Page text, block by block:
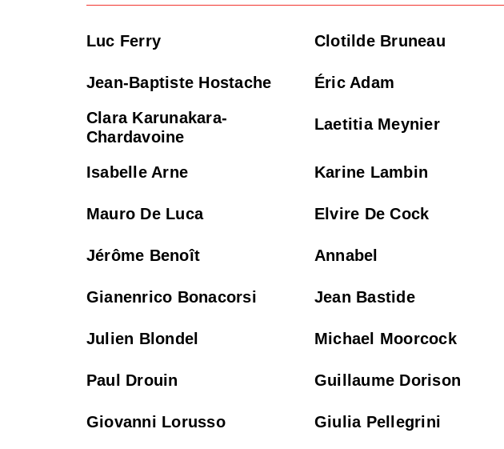
Luc Ferry Clotilde Bruneau
Jean-Baptiste Hostache Éric Adam
Clara Karunakara-
Chardavoine
Laetitia Meynier
Isabelle Arne Karine Lambin
Mauro De Luca Elvire De Cock
Jérôme Benoît Annabel
Gianenrico Bonacorsi Jean Bastide
Julien Blondel Michael Moorcock
Paul Drouin Guillaume Dorison
Giovanni Lorusso Giulia Pellegrini